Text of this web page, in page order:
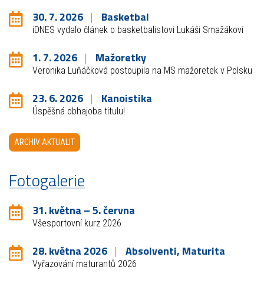
30. 7. 2026 Basketbal
iDNES vydalo článek o basketbalistovi Lukáši Smažákovi
1. 7. 2026 Mažoretky
Veronika Luňáčková postoupila na MS mažoretek v Polsku
23. 6. 2026 Kanoistika
Úspěšná obhajoba titulu!
ARCHIV AKTUALIT
Fotogalerie
31. května – 5. června
Všesportovní kurz 2026
28. května 2026 Absolventi, Maturita
Vyřazování maturantů 2026